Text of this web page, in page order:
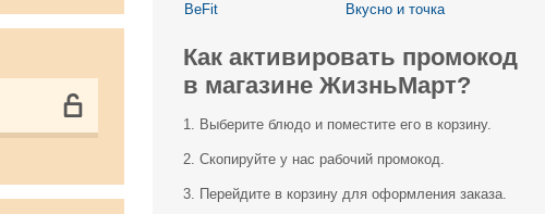
BeFit
Вкусно и точка
Как активировать промокод
в магазине ЖизньМарт?
1. Выберите блюдо и поместите его в корзину.
2. Скопируйте у нас рабочий промокод.
3. Перейдите в корзину для оформления заказа.